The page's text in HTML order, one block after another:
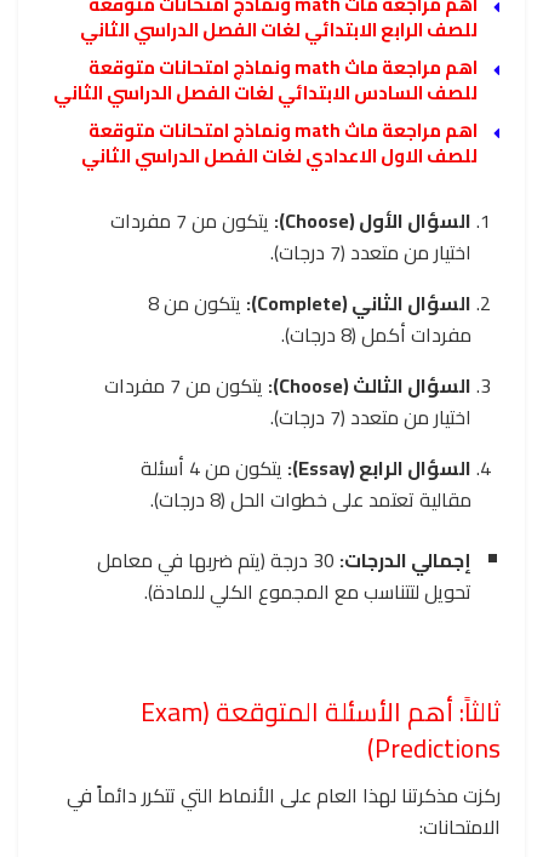
للصف الرابع الابتدائي لغات الفصل الدراسي الثاني
اهم مراجعة ماث math ونماذج امتحانات متوقعة
للصف السادس الابتدائي لغات الفصل الدراسي الثاني
اهم مراجعة ماث math ونماذج امتحانات متوقعة
للصف الاول الاعدادي لغات الفصل الدراسي الثاني
السؤال الأول (Choose):
يتكون من 7 مفردات
اختيار من متعدد (7 درجات).
السؤال الثاني (Complete):
يتكون من 8
مفردات أكمل (8 درجات).
السؤال الثالث (Choose):
يتكون من 7 مفردات
اختيار من متعدد (7 درجات).
السؤال الرابع (Essay):
يتكون من 4 أسئلة
مقالية تعتمد على خطوات الحل (8 درجات).
إجمالي الدرجات:
30 درجة (يتم ضربها في معامل
تحويل لتتناسب مع المجموع الكلي للمادة).
ثالثاً: أهم الأسئلة المتوقعة (Exam
Predictions)
ركزت مذكرتنا لهذا العام على الأنماط التي تتكرر دائماً في
الامتحانات: